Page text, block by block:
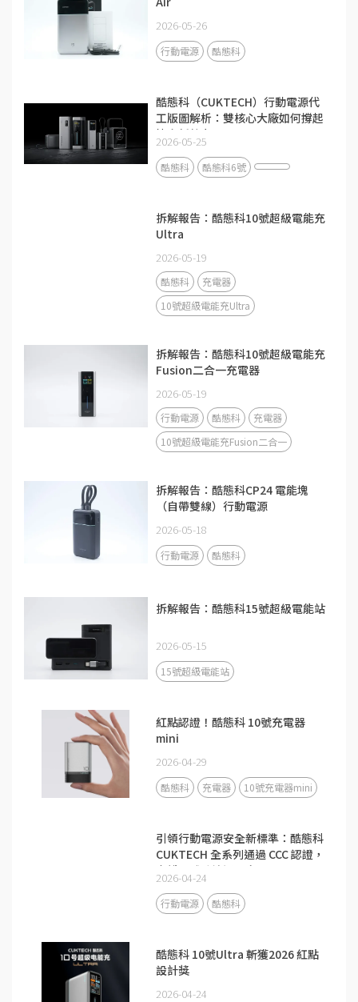
2026-05-26
行動電源 酷態科
酷態科（CUKTECH）行動電源代
工版圖解析：雙核心大廠如何撐起
快充新勢力？
2026-05-25
酷態科 酷態科6號
拆解報告：酷態科10號超級電能充
Ultra
2026-05-19
酷態科
充電器
10號超級電能充Ultra
拆解報告：酷態科10號超級電能充
Fusion二合一充電器
2026-05-19
行動電源 酷態科
充電器
10號超級電能充Fusion二合一
拆解報告：酷態科CP24 電能塊
（自帶雙線）行動電源
2026-05-18
行動電源 酷態科
拆解報告：酷態科15號超級電能站
2026-05-15
15號超級電能站
紅點認證！酷態科 10號充電器
mini
2026-04-29
酷態科 充電器 10號充電器mini
引領行動電源安全新標準：酷態科
CUKTECH 全系列通過 CCC 認證，
守護全球跨境通關安全
2026-04-24
行動電源 酷態科
酷態科 10號Ultra 斬獲2026 紅點
設計獎
2026-04-24